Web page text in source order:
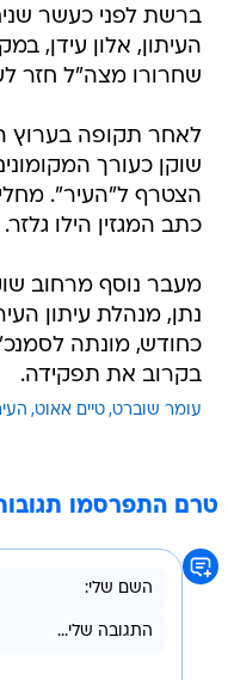
ברשת לפני כעשר
העיתון, אלון עידן,
שחרורו מצה"ל חזר
לאחר תקופה בערוץ
הצטרף ל"העיר".
כתב המגזין הילו גלזר.
מעבר נוסף מרחוב
נתן, מנהלת עיתון
כחודש, מונתה
בקרוב את תפקידה.
עומר שוברט טיים אאוט
טרם התפרסמו